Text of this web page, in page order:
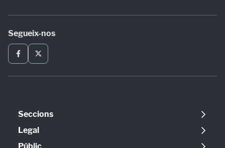
Segueix-nos
Seccions
Política
Opinió
Legal
Avís legal